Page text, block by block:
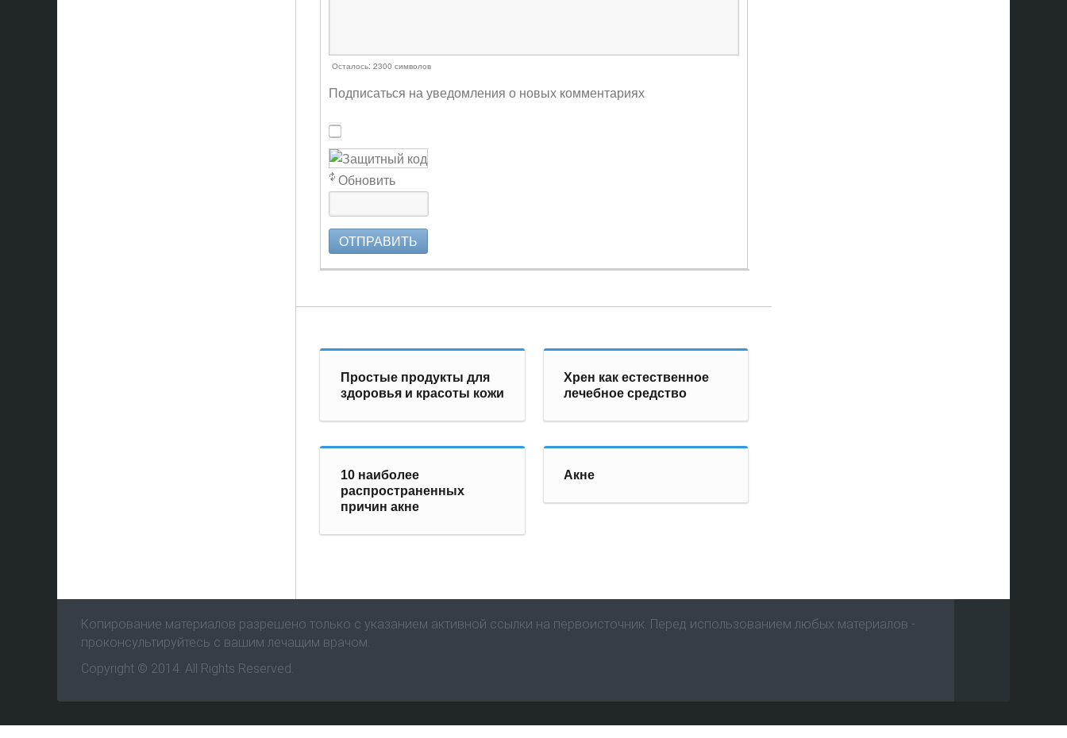
Осталось: 2300 символов
Подписаться на уведомления о новых комментариях
Обновить
ОТПРАВИТЬ
Простые продукты для
здоровья и красоты кожи
10 наиболее
распространенных
причин акне
Хрен как естественное
лечебное средство
Акне
Копирование материалов разрешено только с указанием активной ссылки на первоисточник. Перед использованием любых материалов -
проконсультируйтесь с вашим лечащим врачом.
Copyright © 2014. All Rights Reserved.